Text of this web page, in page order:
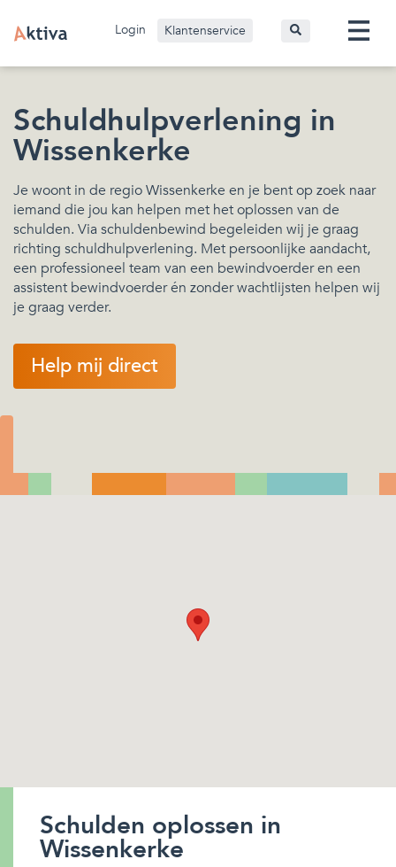
Login Klantenservice
Schuldhulpverlening in
Wissenkerke
Je woont in de regio Wissenkerke en je bent op zoek naar
iemand die jou kan helpen met het oplossen van de
schulden. Via schuldenbewind begeleiden wij je graag
richting schuldhulpverlening. Met persoonlijke aandacht,
een professioneel team van een bewindvoerder en een
assistent bewindvoerder én zonder wachtlijsten helpen wij
je graag verder.
Help mij direct
Schulden oplossen in
Wissenkerke